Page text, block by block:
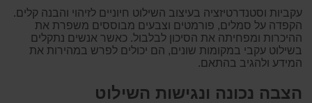
עקביות וסטנדרטיזציה בעיצוב השילוט חיוניים לזיהוי והבנה קלים.
הקפדה על סמלים, פורמטים וצבעים מבוססים משפרת את
ההיכרות ומפחיתה את הסיכון לבלבול. כאשר אנשים נתקלים
בשילוט עקבי במקומות שונים, הם יכולים לפרש במהירות את
המידע ולהגיב בהתאם.
הצבה נכונה ונגישות השילוט